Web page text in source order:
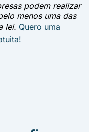
podem realizar
menos uma das
lei. Quero uma